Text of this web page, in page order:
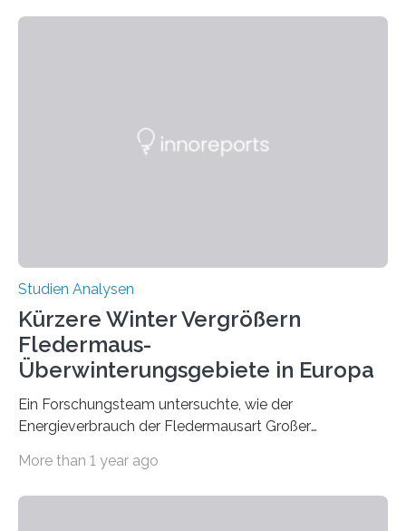
konnten ihn mal belegen, mal nicht. Eine Meta-Analyse,
Studien Analysen
Kürzere Winter Vergrößern
Fledermaus-
Überwinterungsgebiete in Europa
Ein Forschungsteam untersuchte, wie der
Energieverbrauch der Fledermausart Großer
erstellte ein Modell, mit dem sich vorhersagen lässt, in
More than 1 year ago